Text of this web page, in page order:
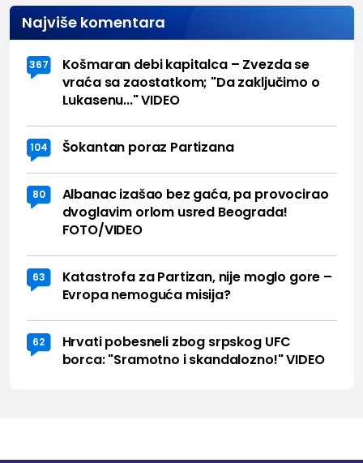
Najviše komentara
367
Košmaran debi kapitalca – Zvezda se
vraća sa zaostatkom; "Da zaključimo o
Lukasenu..." VIDEO
104 Šokantan poraz Partizana
80
Albanac izašao bez gaća, pa provocirao
dvoglavim orlom usred Beograda!
FOTO/VIDEO
63
Katastrofa za Partizan, nije moglo gore –
Evropa nemoguća misija?
62
Hrvati pobesneli zbog srpskog UFC
borca: "Sramotno i skandalozno!" VIDEO